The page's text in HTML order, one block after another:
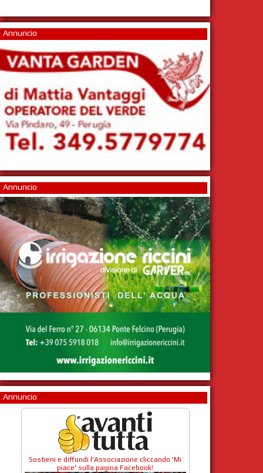
Annuncio
Annuncio
Annuncio
Sostieni e diffondi l'Associazione cliccando 'Mi
piace' sulla pagina Facebook!